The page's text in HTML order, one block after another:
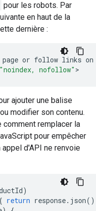
pour les robots. Par
en haut de la
dernière :
page or follow links on
"noindex, nofollow" >
ajouter une balise
modifier son contenu.
remplacer la
pour empêcher
d'API ne renvoie
)
return response. json